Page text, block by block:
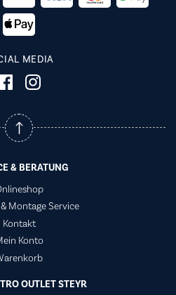
MEDIA
& BERATUNG
Montage Service
Kontakt
Konto
OUTLET STEYR